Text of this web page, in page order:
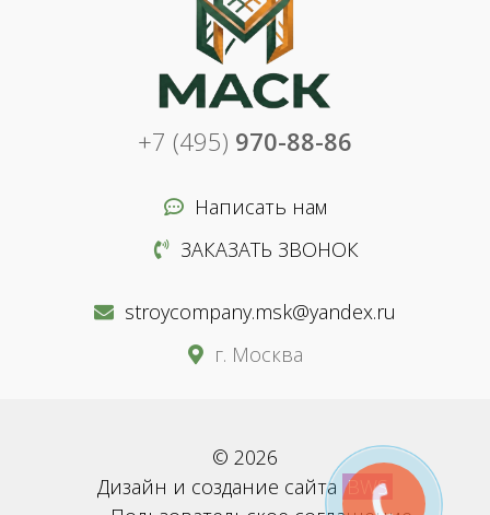
+7 (495) 970-88-86
Написать нам
ЗАКАЗАТЬ ЗВОНОК
stroycompany.msk@yandex.ru
г. Москва
© 2026
Дизайн и создание сайта BWS